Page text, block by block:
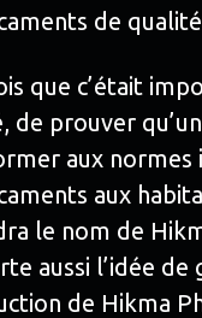
de
que c’était
de prouver
aux
aux
le nom de
aussi l’idée de
de Hikma